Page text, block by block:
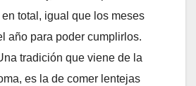
total, igual que los meses
año para poder cumplirlos.
tradición que viene de la
es la de comer lentejas